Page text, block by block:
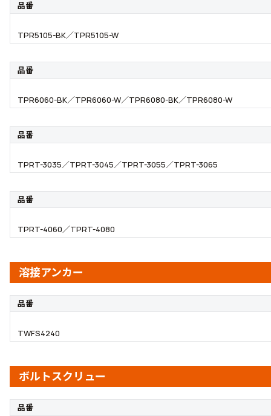
品番
TPR5105-BK／TPR5105-W
品番
TPR6060-BK／TPR6060-W／TPR6080-BK／TPR6080-W
品番
TPRT-3035／TPRT-3045／TPRT-3055／TPRT-3065
品番
TPRT-4060／TPRT-4080
溶接アンカー
品番
TWFS4240
ボルトスクリュー
品番